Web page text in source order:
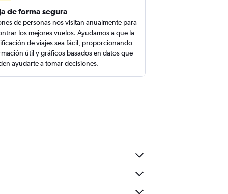
de forma segura
de personas nos visitan anualmente para
los mejores vuelos. Ayudamos a que la
de viajes sea fácil, proporcionando
útil y gráficos basados en datos que
ayudarte a tomar decisiones.